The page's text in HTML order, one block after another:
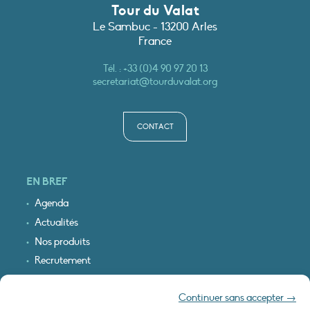
Continuer sans accepter →
Tour du Valat
Le Sambuc - 13200 Arles
France
Tél. :+33 (0)4 90 97 20 13
secretariat@tourduvalat.org
CONTACT
EN BREF
Agenda
Actualités
Nos produits
Recrutement